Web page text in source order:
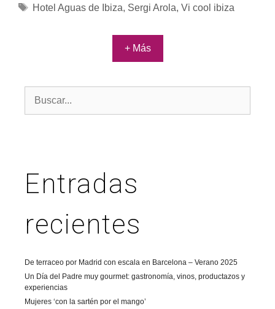
Hotel Aguas de Ibiza, Sergi Arola, Vi cool ibiza
+ Más
Entradas
recientes
De terraceo por Madrid con escala en Barcelona – Verano 2025
Un Día del Padre muy gourmet: gastronomía, vinos, productazos y
experiencias
Mujeres ‘con la sartén por el mango’